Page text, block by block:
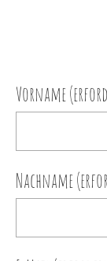
Vorname
Nachname